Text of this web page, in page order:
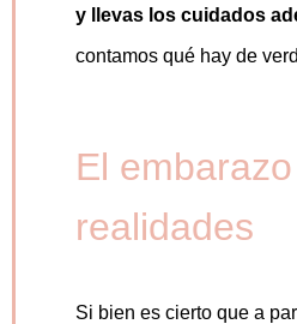
y llevas los cuidados
contamos qué hay de
El
realidades
Si bien es cierto que a